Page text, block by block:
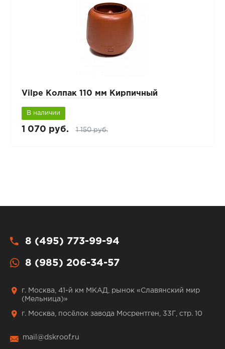
Vilpe Колпак 110 мм Кирпичный
В наличии
1 070 руб. 1 150 руб.
8 (495) 773-99-94
8 (985) 206-34-57
г. Москва, 41-й км МКАД, рынок «Славянский мир
(Мельница)»
г. Москва, посёлок завода Мосрентген, 33Г, стр. 10
mail@dskroof.ru